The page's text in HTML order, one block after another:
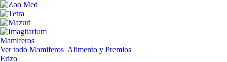
Mamiferos
Ver todo Mamiferos Alimento y Premios
Erizo